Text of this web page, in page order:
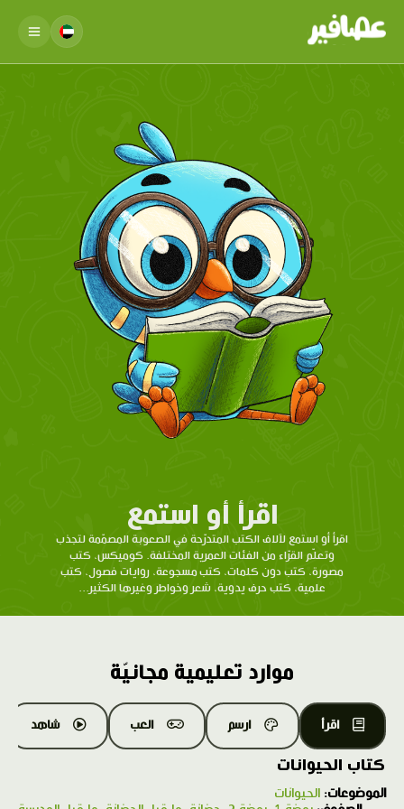
اقرأ أو استمع
اقرأ أو استمع لآلاف الكتب المتدرّحة في الصعوبة المصمّمة لتجذب
وتعلّم القرّاء من الفئات العمرية المختلفة. كوميكس، كتب
مصورة، كتب دون كلمات، كتب مسجوعة، روايات فصول، كتب
علمية، كتب حرف يدوية، شعر وخواطر وغيرها الكثير...
موارد تعليمية مجانيّة
اقرأ ارسم العب شاهد
كتاب الحيوانات
الموضوعات: الحيوانات